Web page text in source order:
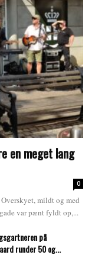
en meget lang
0
mildt og med
var pænt fyldt op,...
på
runder 50 og...